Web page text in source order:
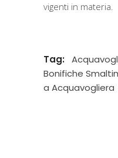
vigenti in materia.
Tag:
Bonifiche
a Acquavogliera